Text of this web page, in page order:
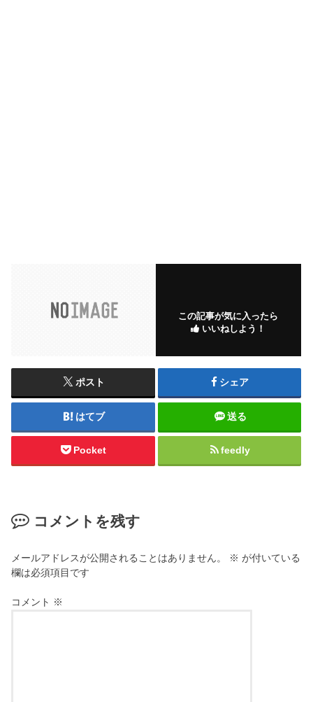
この記事が気に入ったら
いいねしよう！
ポスト シェア
はてブ 送る
Pocket feedly
コメントを残す
メールアドレスが公開されることはありません。 ※ が付いている
欄は必須項目です
コメント ※